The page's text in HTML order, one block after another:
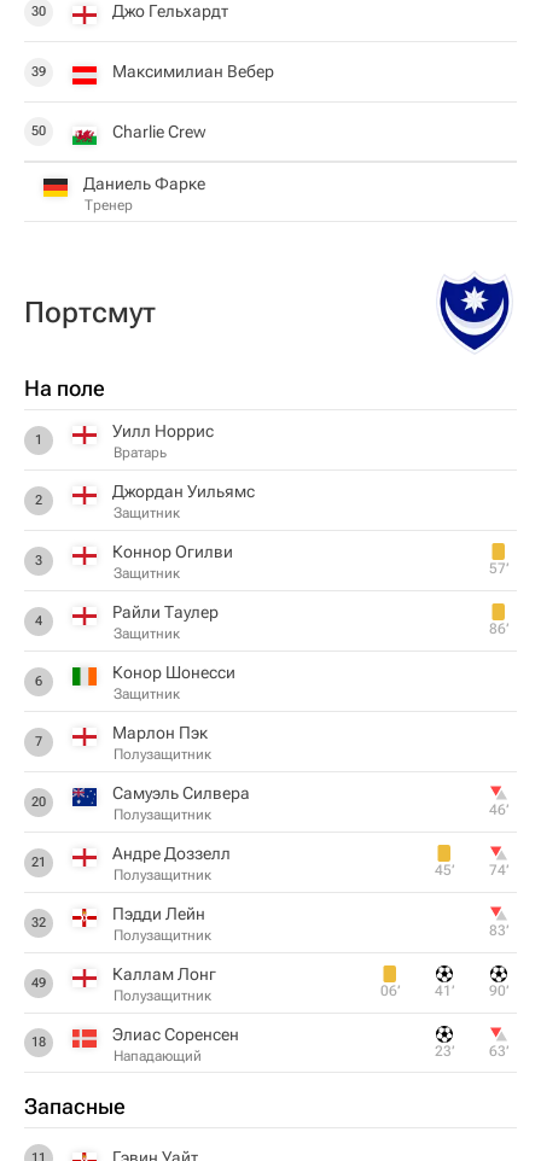
30 Джо Гельхардт
39 Максимилиан Вебер
50 Charlie Crew
Даниель Фарке
Тренер
Пoртсмут
На поле
1 Уилл Норрис
Вратарь
2 Джордан Уильямс
Защитник
3 Коннор Огилви
Защитник 57‎’‎
4 Райли Таулер
Защитник 86‎’‎
6 Конор Шонесси
Защитник
7 Марлон Пэк
Полузащитник
20 Самуэль Силвера
Полузащитник 46‎’‎
21 Андре Доззелл
Полузащитник 45‎’‎ 74‎’‎
32 Пэдди Лейн
Полузащитник 83‎’‎
49 Каллам Лонг
Полузащитник 06‎’‎ 41‎’‎ 90‎’‎
18 Элиас Соренсен
Нападающий 23‎’‎ 63‎’‎
Запасные
11